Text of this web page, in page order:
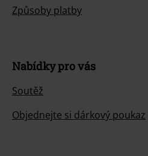
Způsoby platby
Nabídky pro vás
Soutěž
Objednejte si dárkový poukaz